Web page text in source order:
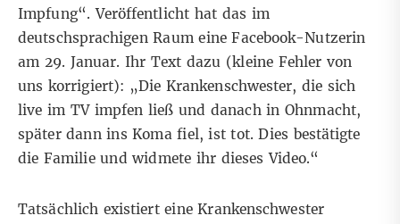
Impfung“. Veröffentlicht hat das im
deutschsprachigen Raum eineFacebook-Nutzerin
am 29. Januar. Ihr Text dazu (kleine Fehler von
uns korrigiert): „Die Krankenschwester, die sich
live im TV impfen ließ und danach in Ohnmacht,
später dann ins Koma fiel, ist tot. Dies bestätigte
die Familie und widmete ihr dieses Video.“
Tatsächlich existiert eine Krankenschwester